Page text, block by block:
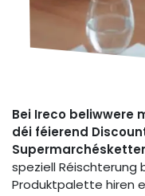
Bei Ireco beliwwere
déi féierend
speziell Réischterung
Produktpalette hiren